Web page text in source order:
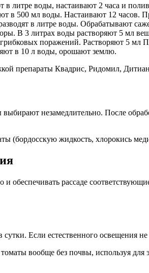
в литре воды, настаивают 2 часа и
в 500 мл воды. Настаивают 12 часов.
в литре воды. Обрабатывают
В 3 литрах воды растворяют 5 мл
поражений. Растворяют 5
в 10 л воды, орошают землю.
препараты Квадрис, Ридомил,
незамедлительно. После
(бордосскую жидкость, хлорокись
обеспечивать рассаде
Если естественного освещения
вообще без почвы, используя для